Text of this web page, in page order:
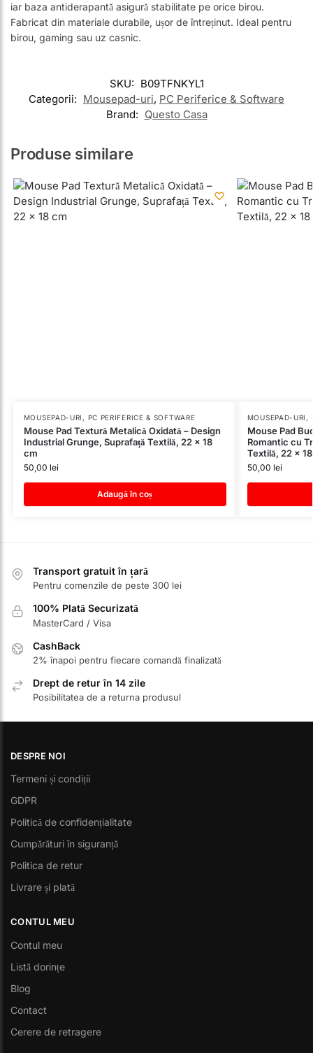
iar baza antiderapantă asigură stabilitate pe orice birou.
Fabricat din materiale durabile, ușor de întreținut. Ideal pentru
birou, gaming sau uz casnic.
SKU: B09TFNKYL1
Categorii: Mousepad-uri, PC Periferice & Software
Brand: Questo Casa
Produse similare
MOUSEPAD-URI , PC PERIFERICE & SOFTWARE
Mouse Pad Textură Metalică Oxidată – Design
Industrial Grunge, Suprafață Textilă, 22 x 18
cm
50,00 lei
Adaugă în coș
MOUSEPAD-URI ,
Mouse Pad
Romantic cu
Textilă, 22 x
50,00 lei
Transport gratuit în țară
Pentru comenzile de peste 300 lei
100% Plată Securizată
MasterCard / Visa
CashBack
2% înapoi pentru fiecare comandă finalizată
Drept de retur în 14 zile
Posibilitatea de a returna produsul
DESPRE NOI
Termeni și condiții
GDPR
Politică de confidențialitate
Cumpărături în siguranță
Politica de retur
Livrare și plată
CONTUL MEU
Contul meu
Listă dorințe
Blog
Contact
Cerere de retragere